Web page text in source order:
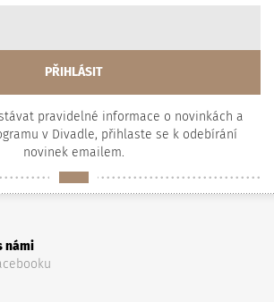
pravidelné informace o novinkách a
v Divadle, přihlaste se k odebírání
novinek emailem.
námi